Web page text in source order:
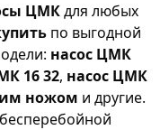
ЦМКдля любых
по выгодной
насос ЦМК
16 32, насос ЦМК
ножом и другие.